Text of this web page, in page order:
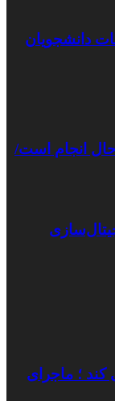
دانشجویان
انجام است/
؛ ماجرای